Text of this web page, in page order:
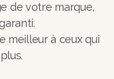
de votre marque,
meilleur à ceux qui